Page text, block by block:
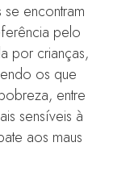
se encontram
pelo
por crianças,
os que
entre
sensíveis à
aos maus